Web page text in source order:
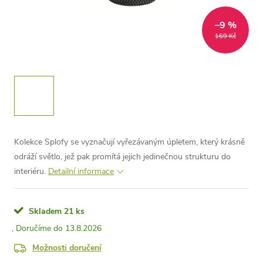
169 Kč
–9 %
Kolekce Splofy se vyznačují vyřezávaným úpletem, který krásně
odráží světlo, jež pak promítá jejich jedinečnou strukturu do
interiéru. Detailní informace
Skladem 21 ks
13.8.2026
Možnosti doručení